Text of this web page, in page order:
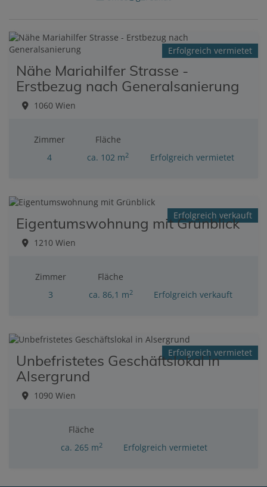
Erfolgreich vermietet
Nähe Mariahilfer Strasse -
Erstbezug nach Generalsanierung
1060 Wien
Zimmer
4
Fläche
ca. 102 m2 Erfolgreich vermietet
Erfolgreich verkauft
Eigentumswohnung mit Grünblick
1210 Wien
Zimmer
3
Fläche
ca. 86,1 m2 Erfolgreich verkauft
Erfolgreich vermietet
Unbefristetes Geschäftslokal in
Alsergrund
1090 Wien
Fläche
ca. 265 m2 Erfolgreich vermietet